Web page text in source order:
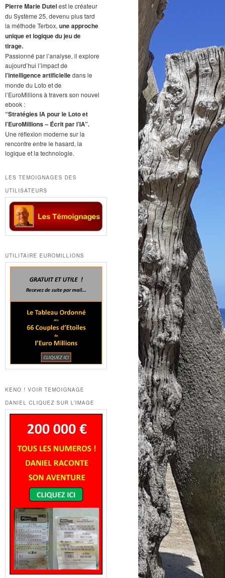
h
e
r
c
h
e
Pierre Marie Dutelest le créateur
du Système 25, devenu plus tard
la méthode Terbox, une approche
unique et logique du jeu de
tirage.
Passionné par l’analyse, il explore
aujourd’hui l’impact de
l’intelligence artificielledans le
monde du Loto et de
l’EuroMillions à travers son nouvel
ebook :
“Stratégies IA pour le Loto et
l’EuroMillions – Écrit par l’IA”.
Une réflexion moderne sur la
rencontre entre le hasard, la
logique et la technologie.
LES TEMOIGNAGES DES
UTILISATEURS
UTILITAIRE EUROMILLIONS
KENO ! VOIR TEMOIGNAGE
DANIEL CLIQUEZ SUR L’IMAGE